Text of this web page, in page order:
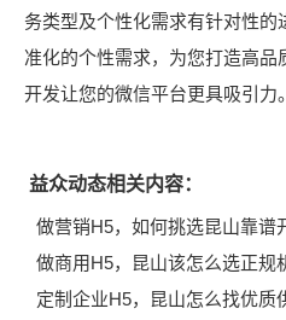
务类型及个性化需求有针对性
准化的个性需求，为您打造高品
开发让您的微信平台更具吸引力。
益众动态相关内容：
做营销H5，如何挑选昆山靠谱
做商用H5，昆山该怎么选正规
定制企业H5，昆山怎么找优质